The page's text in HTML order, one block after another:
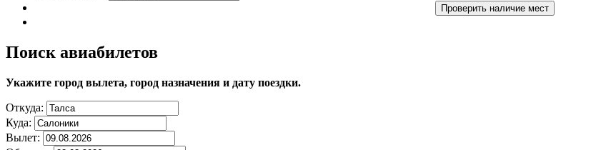
Проверить наличие мест
Поиск авиабилетов
Укажите город вылета, город назначения и дату поездки.
Откуда:
Куда:
Вылет: